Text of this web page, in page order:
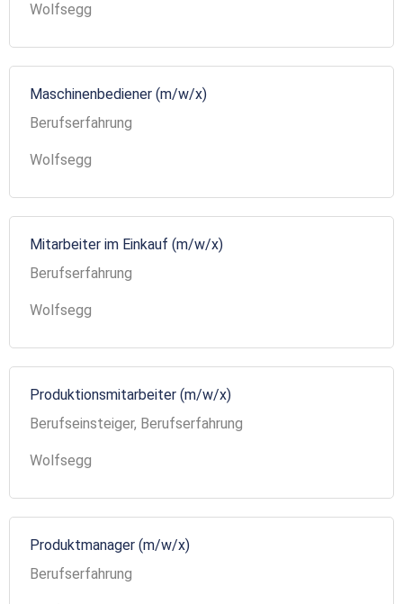
Wolfsegg
Maschinenbediener (m/w/x)
Berufserfahrung
Wolfsegg
Mitarbeiter im Einkauf (m/w/x)
Berufserfahrung
Wolfsegg
Produktionsmitarbeiter (m/w/x)
Berufseinsteiger, Berufserfahrung
Wolfsegg
Produktmanager (m/w/x)
Berufserfahrung